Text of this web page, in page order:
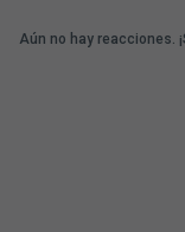
Aún no hay reacciones.